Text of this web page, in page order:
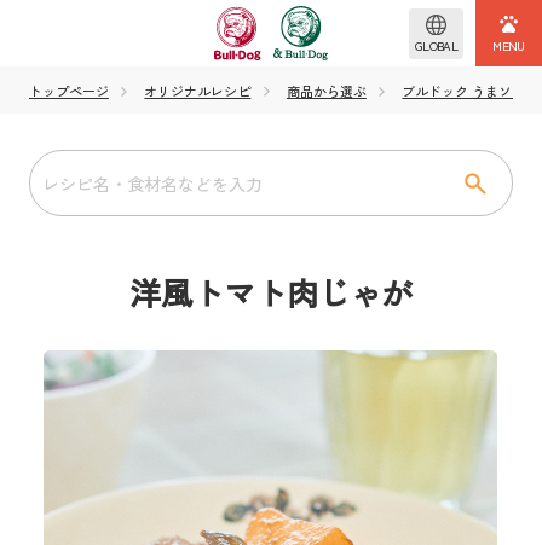
GLOBAL
トップページ オリジナルレシピ 商品から選ぶ ブルドック うまソー
洋風トマト肉じゃが